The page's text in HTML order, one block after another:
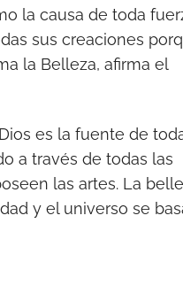
la causa de toda
sus creaciones
la Belleza, afirma el
es la fuente de
a través de todas las
las artes. La
y el universo se